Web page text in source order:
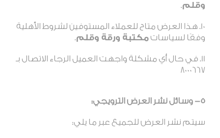
وقلم.
هذا العرض متاح للعملاء المستوفين لشروط الأهلية
وفقًا لسياسات مكتبة ورقة وقلم.
في حال أي مشكلة واجهت العميل الرجاء الاتصال بـ
8000667
5- وسائل نشر العرض الترويجي:
سيتم نشر العرض للجميع عبر ما يلي: